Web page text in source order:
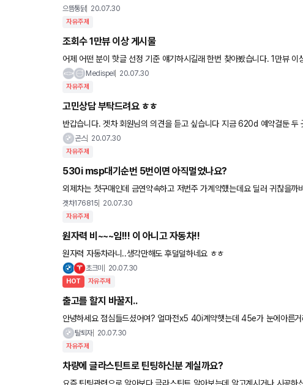
으뜸통닭 20.07.30
자유주제
조회수 1만뷰 이상 게시물
어제 어떤 분이 핫글 선정 기준 얘기하시길래 한번 찾아봤습니다. 1만뷰 이상 찍었던 글들입니다. 내용도 없는 허접
한 글들인데 많이 봐주셨네요. 마지막 사진은 조회수는 적지만 억지로 끼워
Medispel 20.07.30
자유주제
고민상담 부탁드려요 ㅎㅎ
반갑습니다. 겟차 회원님의 의견을 듣고 싶습니다 지금 620d 예약걸둔 두 곳 배정 되었다고 연락왔습니다. 그런데 저는 작년 11월
a6tfsi콰트로를 맘에두고있었던지라 아직 고민 되어 회원
곤스 20.07.30
자유주제
530i msp대기순번 5번이면 아직멀었나요?
외제차는 첫구매인데 금연약속하고 저번주 가계약했는데요 딜러 귀찮을
겠네여 ㅠ 8월에 많이 들어온다고 하니 기대해볼만 한가요? 그리구 할인견
겟차176815 20.07.30
자유주제
원자력 비~~~임!!! 이 아니고 자동차!!
원자력 자동차라니..생각만해도 후덜덜하네요 ㅎㅎ
초크미 20.07.30
HOT 자유주제
출고를 할지 바꿀지..
안녕하세요 점심들드셨어여? 얼마전x5 40i계약햇는데 45e가 눈에아른
40i는9월초에 출고받을 계획이라네요 45e가 그전에 계약을받으면넣고싶
탈퇴자 20.07.30
자유주제
차량에 글라스틴트로 틴팅하신분 계실까요?
요즘 틴팅관련으로 알아보다 글라스틴트 알아보는데 알고계시거나 시공하신분 계시다면 어떤지 조언좀 구하고자 합니다. 고민중인 제